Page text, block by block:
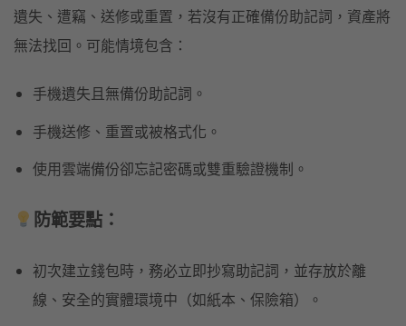
遺失、遭竊、送修或重置，若沒有正確備份助記詞，資產將
無法找回。可能情境包含：
手機遺失且無備份助記詞。
手機送修、重置或被格式化。
使用雲端備份卻忘記密碼或雙重驗證機制。
防範要點：
初次建立錢包時，務必立即抄寫助記詞，並存放於離
線、安全的實體環境中（如紙本、保險箱）。